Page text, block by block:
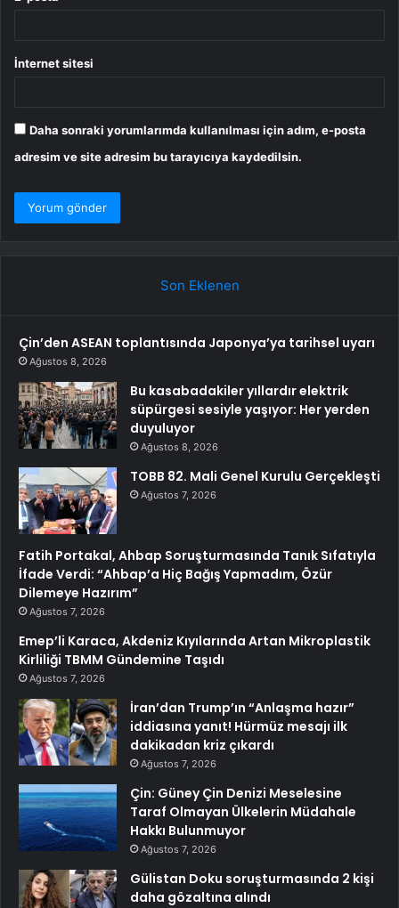
İnternet sitesi
Daha sonraki yorumlarımda kullanılması için adım, e-posta
adresim ve site adresim bu tarayıcıya kaydedilsin.
Son Eklenen
Çin’den ASEAN toplantısında Japonya’ya tarihsel uyarı
Ağustos 8, 2026
Bu kasabadakiler yıllardır elektrik
süpürgesi sesiyle yaşıyor: Her yerden
duyuluyor
Ağustos 8, 2026
TOBB 82. Mali Genel Kurulu Gerçekleşti
Ağustos 7, 2026
Fatih Portakal, Ahbap Soruşturmasında Tanık Sıfatıyla
İfade Verdi: “Ahbap’a Hiç Bağış Yapmadım, Özür
Dilemeye Hazırım”
Ağustos 7, 2026
Emep’li Karaca, Akdeniz Kıyılarında Artan Mikroplastik
Kirliliği TBMM Gündemine Taşıdı
Ağustos 7, 2026
İran’dan Trump’ın “Anlaşma hazır”
iddiasına yanıt! Hürmüz mesajı ilk
dakikadan kriz çıkardı
Ağustos 7, 2026
Çin: Güney Çin Denizi Meselesine
Taraf Olmayan Ülkelerin Müdahale
Hakkı Bulunmuyor
Ağustos 7, 2026
Gülistan Doku soruşturmasında 2 kişi
daha gözaltına alındı